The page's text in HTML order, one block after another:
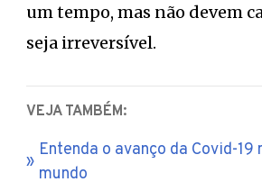
um tempo, mas não devem
seja irreversível.
VEJA TAMBÉM:
Entenda o avanço da Covid-19
mundo